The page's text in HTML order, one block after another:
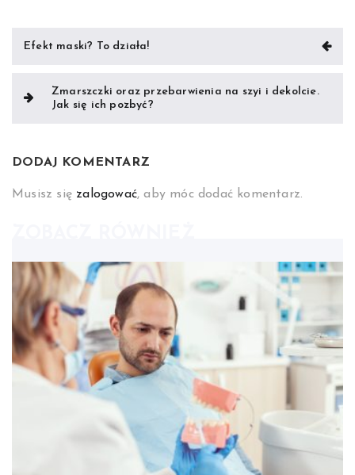
Nawigacja
Efekt maski? To działa!
Zmarszczki oraz przebarwienia na szyi i dekolcie.
Jak się ich pozbyć?
DODAJ KOMENTARZ
Musisz się zalogować, aby móc dodać komentarz.